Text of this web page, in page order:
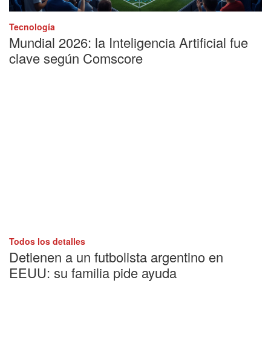
Tecnología
Mundial 2026: la Inteligencia Artificial fue
clave según Comscore
Todos los detalles
Detienen a un futbolista argentino en
EEUU: su familia pide ayuda